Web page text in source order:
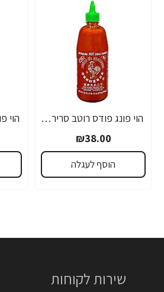
הוי פונג פודס רוטב סריראצ'ה פלפל צ'ילי חריף 435 גרם - מבית HUY FONG FOODS
₪38.00
הוסף לעגלה
שירות לקוחות